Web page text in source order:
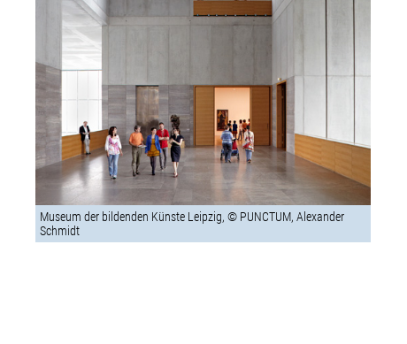
Museum der bildenden Künste Leipzig, © PUNCTUM, Alexander
Schmidt